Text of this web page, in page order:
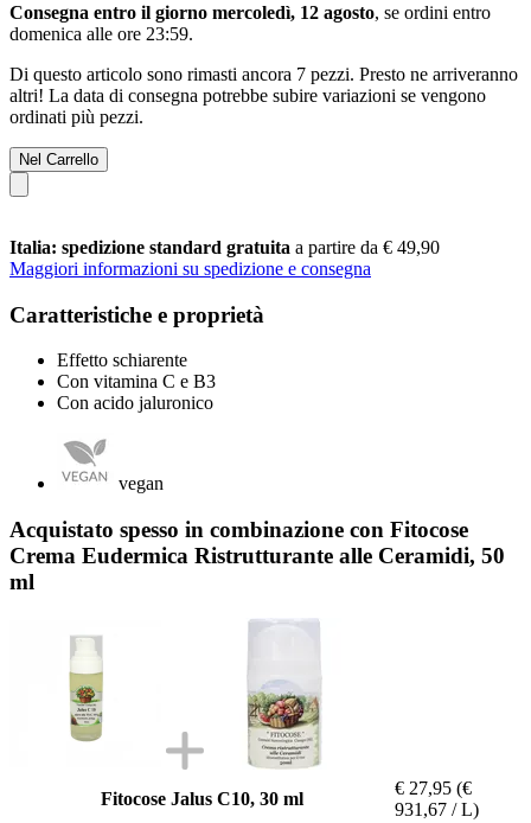
Consegna entro il giorno mercoledì, 12 agosto, se ordini entro
domenica alle ore 23:59.
Di questo articolo sono rimasti ancora 7 pezzi. Presto ne arriveranno
altri! La data di consegna potrebbe subire variazioni se vengono
ordinati più pezzi.
Nel Carrello
Italia: spedizione standard gratuita a partire da € 49,90
Maggiori informazioni su spedizione e consegna
Caratteristiche e proprietà
Effetto schiarente
Con vitamina C e B3
Con acido jaluronico
vegan
Acquistato spesso in combinazione con Fitocose
Crema Eudermica Ristrutturante alle Ceramidi, 50
ml
Fitocose Jalus C10, 30 ml
€ 27,95 (€
931,67 / L)